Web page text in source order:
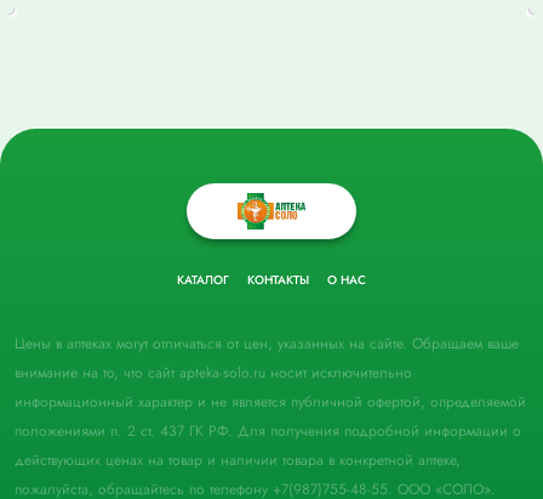
КАТАЛОГ КОНТАКТЫ О НАС
Цены в аптеках могут отличаться от цен, указанных на сайте. Обращаем ваше
внимание на то, что сайт apteka-solo.ru носит исключительно
информационный характер и не является публичной офертой, определяемой
положениями п. 2 ст. 437 ГК РФ. Для получения подробной информации о
действующих ценах на товар и наличии товара в конкретной аптеке,
пожалуйста, обращайтесь по телефону +7(987)755-48-55. ООО «СОЛО».